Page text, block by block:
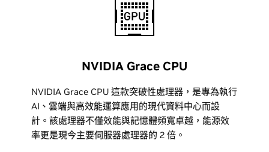
NVIDIA Grace CPU
NVIDIA Grace CPU 這款突破性處理器，是專為執行
AI、雲端與高效能運算應用的現代資料中心而設
計。該處理器不僅效能與記憶體頻寬卓越，能源效
率更是現今主要伺服器處理器的 2 倍。